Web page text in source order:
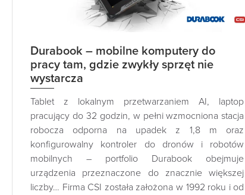
Durabook – mobilne komputery do
pracy tam, gdzie zwykły sprzęt nie
wystarcza
Tablet z lokalnym przetwarzaniem AI, laptop
pracujący do 32 godzin, w pełni wzmocniona stacja
robocza odporna na upadek z 1,8 m oraz
konfigurowalny kontroler do dronów i robotów
mobilnych – portfolio Durabook obejmuje
urządzenia przeznaczone do znacznie większej
liczby… Firma CSI została założona w 1992 roku i od